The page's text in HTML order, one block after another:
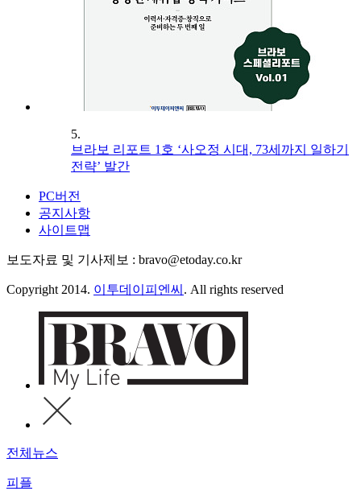
5.
브라보 리포트 1호 ‘사오정 시대, 73세까지 일하기
전략’ 발간
PC버전
공지사항
사이트맵
보도자료 및 기사제보 : bravo@etoday.co.kr
Copyright 2014. 이투데이피엔씨 . All rights reserved
전체뉴스
피플